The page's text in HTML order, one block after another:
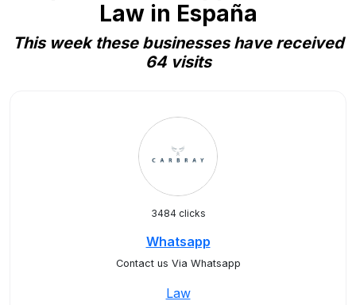
Law in España
This week these businesses have received
64 visits
3484 clicks
Whatsapp
Contact us Via Whatsapp
Law